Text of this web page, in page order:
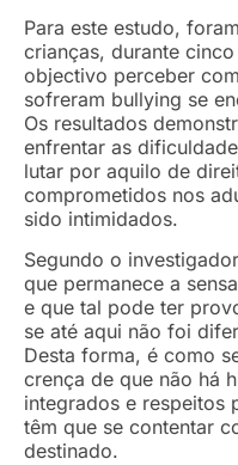
Para este estudo,
crianças, durante
objectivo perceber
sofreram bullying se
Os resultados
enfrentar as
lutar por aquilo de
comprometidos nos
sido intimidados.
Segundo o
que permanece a
e que tal pode ter
se até aqui não foi
Desta forma, é como
crença de que não há
integrados e respeitos
têm que se contentar
destinado.